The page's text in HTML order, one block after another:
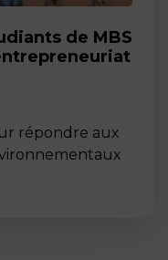
de MBS
répondre aux